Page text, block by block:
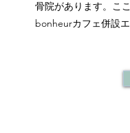
骨院があります。こ
bonheurカフェ併設